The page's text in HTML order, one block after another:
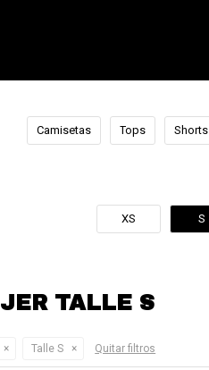
Camisetas Tops Shorts
XS S
TALLE S
Talle S Quitar filtros